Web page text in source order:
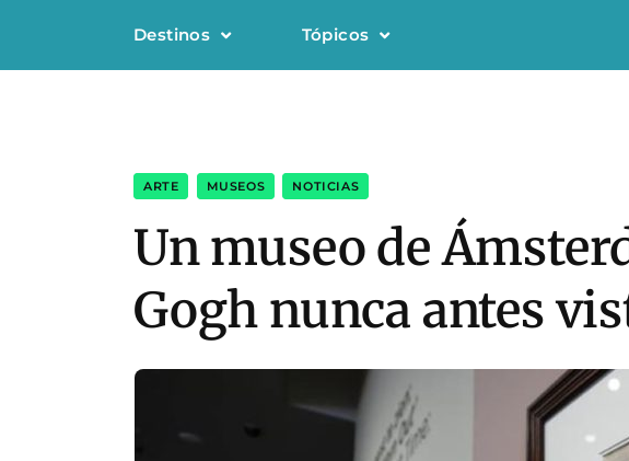
Destinos Tópicos
ARTE MUSEOS NOTICIAS
Un museo de
Gogh nunca antes